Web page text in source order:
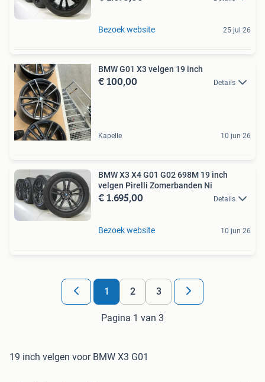
Bezoek website 25 jul 26
BMW G01 X3 velgen 19 inch
€ 100,00 Details
Kapelle 10 jun 26
BMW X3 X4 G01 G02 698M 19 inch
velgen Pirelli Zomerbanden Ni
€ 1.695,00 Details
Bezoek website 10 jun 26
1 2 3
Pagina 1 van 3
19 inch velgen voor BMW X3 G01